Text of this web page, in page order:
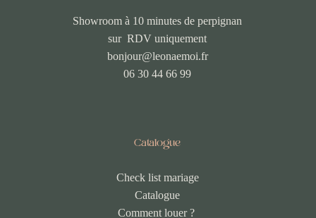
Showroom à 10 minutes de perpignan
sur RDV uniquement
bonjour@leonaemoi.fr
06 30 44 66 99
Catalogue
Check list mariage
Catalogue
Comment louer ?